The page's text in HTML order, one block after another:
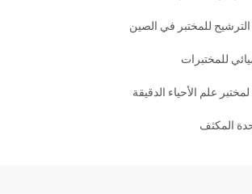
للمختبر في الصين
للمختبرات
علم الأحياء الدقيقة
المكثف